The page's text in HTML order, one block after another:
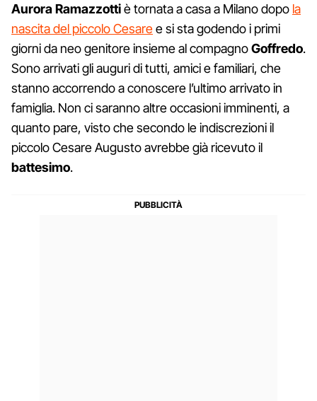
Aurora Ramazzottiè tornata a casa a Milano dopo la
nascita del piccolo Cesaree si sta godendo i primi
giorni da neo genitore insieme al compagnoGoffredo.
Sono arrivati gli auguri di tutti, amici e familiari, che
stanno accorrendo a conoscere l’ultimo arrivato in
famiglia. Non ci saranno altre occasioni imminenti, a
quanto pare, visto che secondo le indiscrezioni il
piccolo Cesare Augusto avrebbe già ricevuto il
battesimo.